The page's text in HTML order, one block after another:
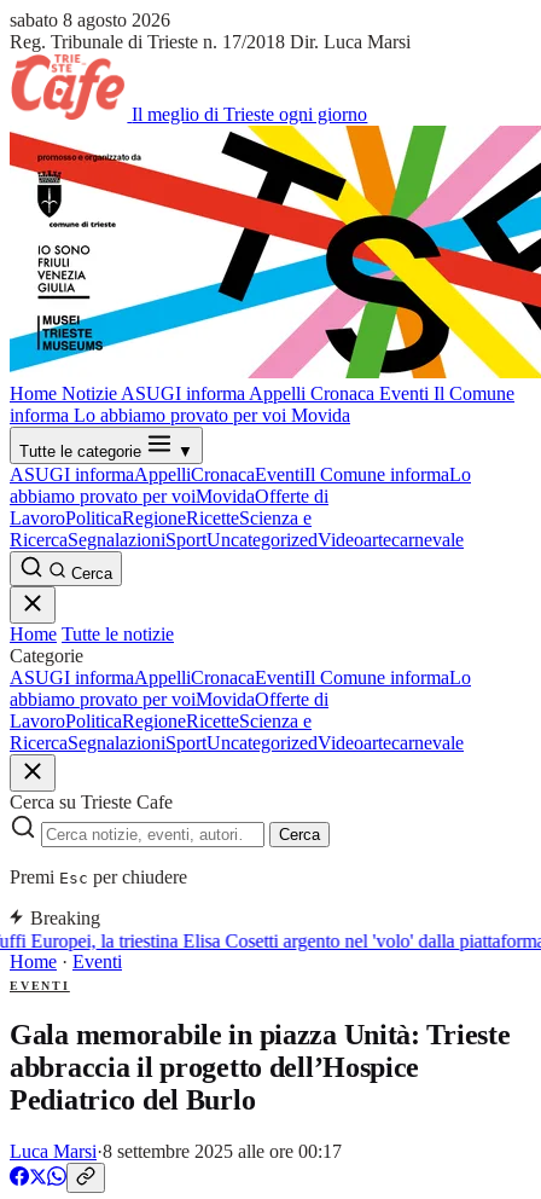
sabato 8 agosto 2026
Reg. Tribunale di Trieste n. 17/2018 Dir. Luca Marsi
Il meglio di Trieste ogni giorno
Home Notizie ASUGI informa Appelli Cronaca Eventi Il Comune
informa Lo abbiamo provato per voi Movida
Tutte le categorie ▼
ASUGI informaAppelliCronacaEventiIl Comune informaLo
abbiamo provato per voiMovidaOfferte di
LavoroPoliticaRegioneRicetteScienza e
RicercaSegnalazioniSportUncategorizedVideoartecarnevale
Cerca
Home Tutte le notizie
Categorie
ASUGI informaAppelliCronacaEventiIl Comune informaLo
abbiamo provato per voiMovidaOfferte di
LavoroPoliticaRegioneRicetteScienza e
RicercaSegnalazioniSportUncategorizedVideoartecarnevale
Cerca su Trieste Cafe
Cerca
Premi Esc per chiudere
Breaking
Europei, la triestina Elisa Cosetti argento nel 'volo' dalla
Home · Eventi
EVENTI
Gala memorabile in piazza Unità: Trieste
abbraccia il progetto dell’Hospice
Pediatrico del Burlo
Luca Marsi·8 settembre 2025 alle ore 00:17